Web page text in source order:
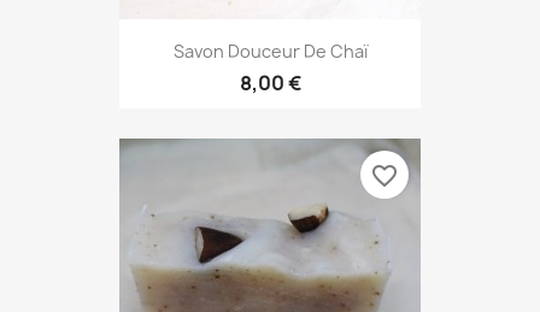
Savon Douceur De Chaï
8,00 €
favorite_border